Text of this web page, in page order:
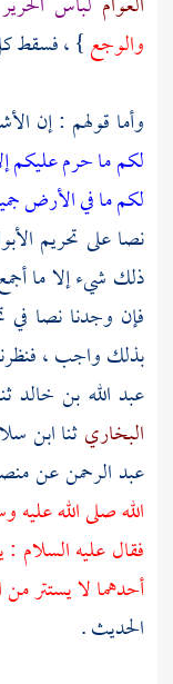
والوجع} ، فسقط
وأما قولهم : إن
لكم ما حرم عليكم
لكم ما في الأرض
نصا على تحريم
ذلك شيء إلا ما
فإن وجدنا نصا
بذلك واجب ،
عبد الله بن خالد
البخاريثناابن
عبد الرحمنعن
الله صلى الله
فقال عليه السلام :
أحدهما لا يستتر
الحديث .